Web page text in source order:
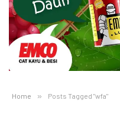
Home » Posts Tagged "wfa"